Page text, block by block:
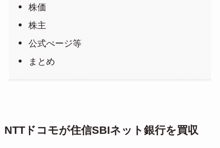
株価
株主
公式ぺージ等
まとめ
NTTドコモが住信SBIネット銀行を買収